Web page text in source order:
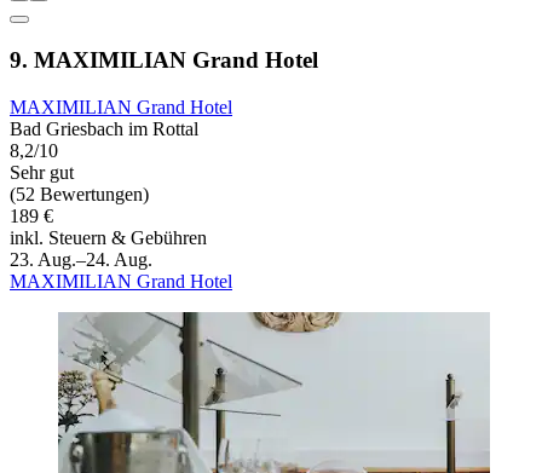
9. MAXIMILIAN Grand Hotel
MAXIMILIAN Grand Hotel
Bad Griesbach im Rottal
8,2/10
Sehr gut
(52 Bewertungen)
189 €
inkl. Steuern & Gebühren
23. Aug.–24. Aug.
MAXIMILIAN Grand Hotel